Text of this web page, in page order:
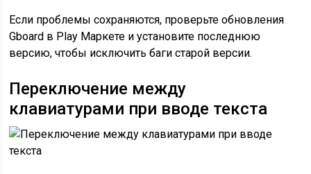
Если проблемы сохраняются, проверьте обновления
Gboard в Play Маркете и установите последнюю
версию, чтобы исключить баги старой версии.
Переключение между
клавиатурами при вводе текста